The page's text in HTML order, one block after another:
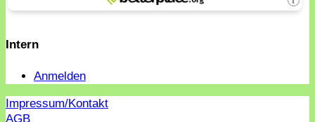
Intern
Anmelden
Impressum/Kontakt
AGB